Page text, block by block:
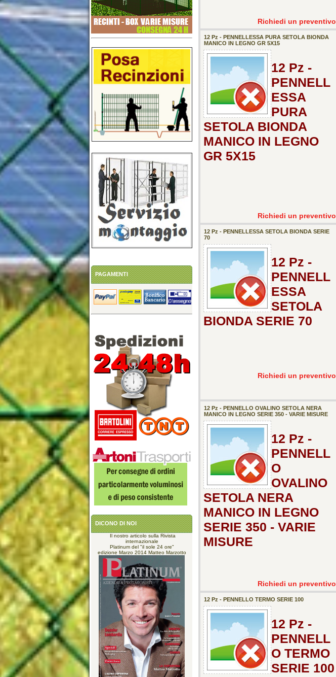
PAGAMENTI
DICONO DI NOI
Il nostro articolo sulla Rivista
internazionale
Platinum del "il sole 24 ore"
edizione Marzo 2014 Matteo Marzotto
Richiedi un preventivo
12 Pz - PENNELLESSA PURA SETOLA BIONDA
MANICO IN LEGNO GR 5X15
12 Pz -
PENNELL
ESSA
PURA
SETOLA BIONDA
MANICO IN LEGNO
GR 5X15
Richiedi un preventivo
12 Pz - PENNELLESSA SETOLA BIONDA SERIE
70
12 Pz -
PENNELL
ESSA
SETOLA
BIONDA SERIE 70
Richiedi un preventivo
12 Pz - PENNELLO OVALINO SETOLA NERA
MANICO IN LEGNO SERIE 350 - VARIE MISURE
12 Pz -
PENNELL
O
OVALINO
SETOLA NERA
MANICO IN LEGNO
SERIE 350 - VARIE
MISURE
Richiedi un preventivo
12 Pz - PENNELLO TERMO SERIE 100
12 Pz -
PENNELL
O TERMO
SERIE 100